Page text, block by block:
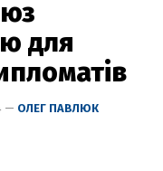
для
— ОЛЕГ ПАВЛЮК